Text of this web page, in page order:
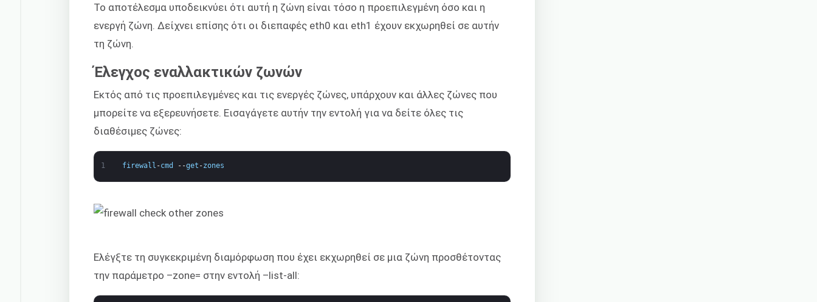
Το αποτέλεσμα υποδεικνύει ότι αυτή η ζώνη είναι τόσο η προεπιλεγμένη όσο και η
ενεργή ζώνη. Δείχνει επίσης ότι οι διεπαφές eth0 και eth1 έχουν εκχωρηθεί σε αυτήν
τη ζώνη.
Έλεγχος εναλλακτικών ζωνών
Εκτός από τις προεπιλεγμένες και τις ενεργές ζώνες, υπάρχουν και άλλες ζώνες που
μπορείτε να εξερευνήσετε. Εισαγάγετε αυτήν την εντολή για να δείτε όλες τις
διαθέσιμες ζώνες:
1 firewall -cmd --get -zones
Ελέγξτε τη συγκεκριμένη διαμόρφωση που έχει εκχωρηθεί σε μια ζώνη προσθέτοντας
την παράμετρο –zone= στην εντολή –list-all: